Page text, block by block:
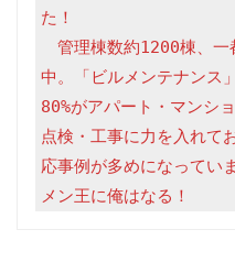
た！
管理棟数約1200棟、一
中。「ビルメンテナンス
80%がアパート・マンシ
点検・工事に力を入れて
応事例が多めになってい
メン王に俺はなる！